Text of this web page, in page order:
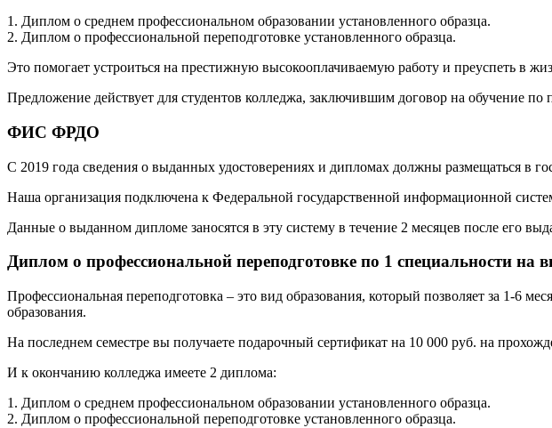
1. Диплом о среднем профессиональном образовании установленного образца.
2. Диплом о профессиональной переподготовке установленного образца.
Это помогает устроиться на престижную высокооплачиваемую работу и преуспеть в
Предложение действует для студентов колледжа, заключившим договор на обучение
ФИС ФРДО
С 2019 года сведения о выданных удостоверениях и дипломах должны размещаться в
Наша организация подключена к Федеральной государственной информационной
Данные о выданном дипломе заносятся в эту систему в течение 2 месяцев после его
Диплом о профессиональной переподготовке по 1 специальности на
Профессиональная переподготовка – это вид образования, который позволяет за 1-6
образования.
На последнем семестре вы получаете подарочный сертификат на 10 000 руб. на
И к окончанию колледжа имеете 2 диплома:
1. Диплом о среднем профессиональном образовании установленного образца.
2. Диплом о профессиональной переподготовке установленного образца.